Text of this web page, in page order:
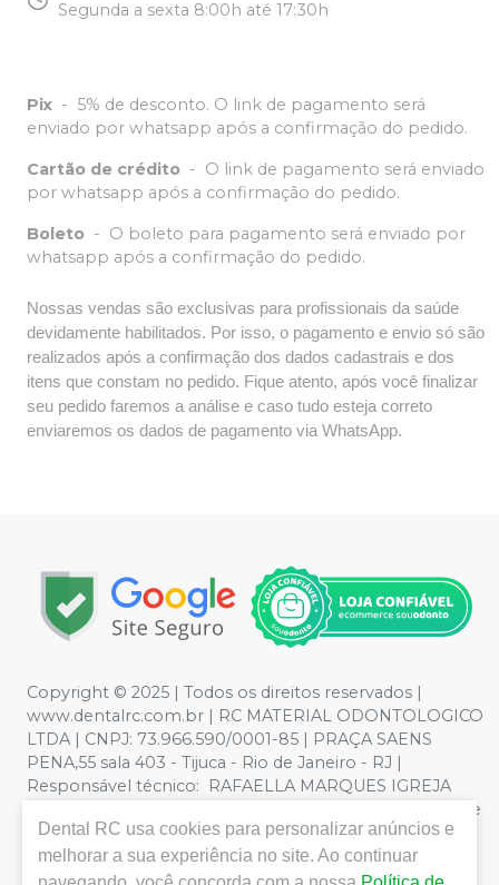
Segunda a sexta 8:00h até 17:30h
Pix - 5% de desconto. O link de pagamento será
enviado por whatsapp após a confirmação do pedido.
Cartão de crédito - O link de pagamento será enviado
por whatsapp após a confirmação do pedido.
Boleto - O boleto para pagamento será enviado por
whatsapp após a confirmação do pedido.
Nossas vendas são exclusivas para profissionais da saúde
devidamente habilitados. Por isso, o pagamento e envio só são
realizados após a confirmação dos dados cadastrais e dos
itens que constam no pedido. Fique atento, após você finalizar
seu pedido faremos a análise e caso tudo esteja correto
enviaremos os dados de pagamento via WhatsApp.
Copyright © 2025 | Todos os direitos reservados |
www.dentalrc.com.br | RC MATERIAL ODONTOLOGICO
LTDA | CNPJ: 73.966.590/0001-85 | PRAÇA SAENS
PENA,55 sala 403 - Tijuca - Rio de Janeiro - RJ |
Responsável técnico: RAFAELLA MARQUES IGREJA
DOS SANTOS CRO/RJ nº 55115 | Política de Privacidade e
Segurança - Fotos meramente ilustrativas - Os preços e
condições da loja virtual estão sujeitos a alterações. Em
caso de divergência de preços no site, o valor válido é o
Dental RC usa cookies para personalizar anúncios e
melhorar a sua experiência no site. Ao continuar